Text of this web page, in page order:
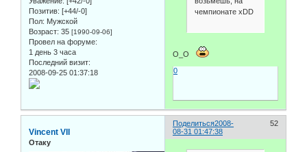
Позитив: [+44/-0]
Пол: Мужской
Возраст: 35 [1990-09-06]
Провел на форуме:
1 день 3 часа
Последний визит:
2008-09-25 01:37:18
чемпионате xDD
О_О
0
Поделиться 52
2008-
08-31 01:47:38
Vincent VII
Отаку